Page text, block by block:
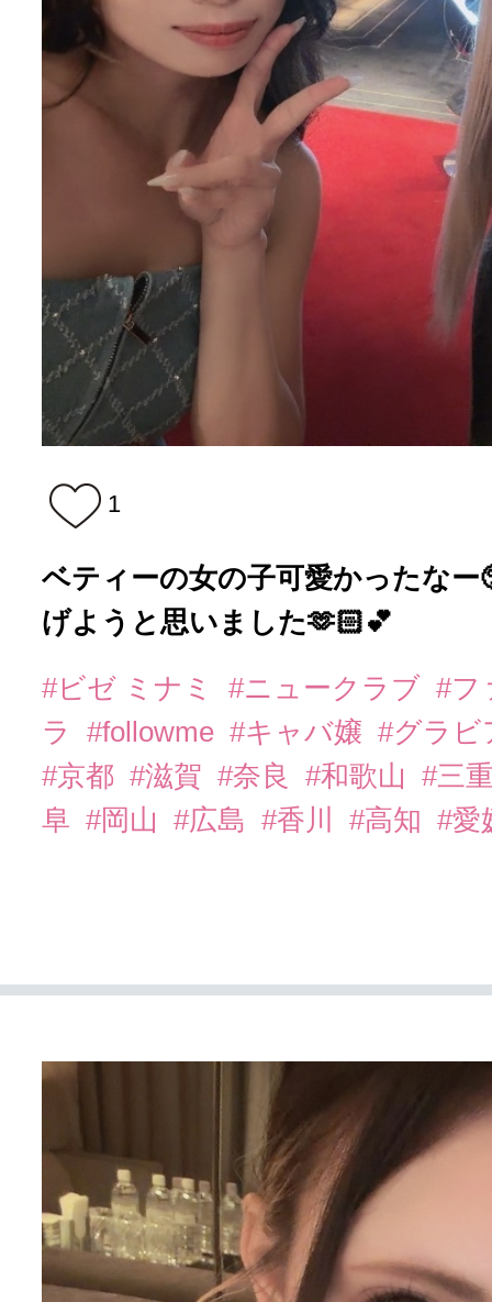
1
ベティーの女の子可愛かったなー
げようと思いました🫶🏻💕
#ビゼ ミナミ #ニュークラブ #フ
ラ
#followme #キャバ嬢 #グラ
#京都 #滋賀 #奈良 #和歌山
#三
阜 #岡山 #広島 #香川 #高知 #愛